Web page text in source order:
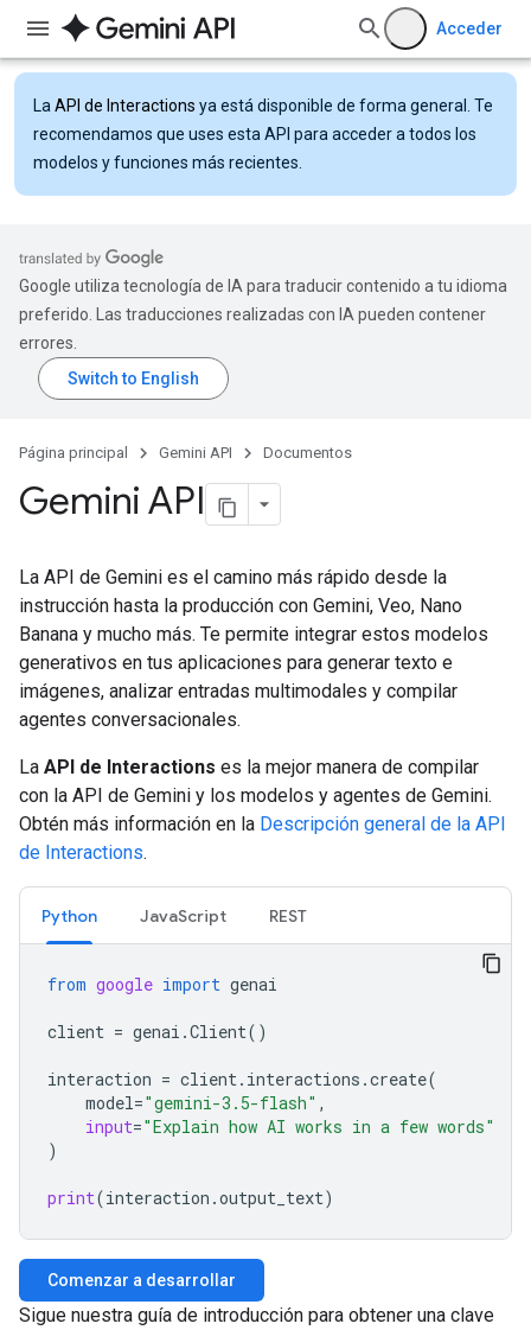
Acceder
La API de Interactions ya está disponible de forma general. Te
recomendamos que uses esta API para acceder a todos los
modelos y funciones más recientes.
Google utiliza tecnología de IA para traducir contenido a tu idioma
preferido. Las traducciones realizadas con IA pueden contener
errores.
Página principal Gemini API Documentos
Gemini API
La API de Gemini es el camino más rápido desde la
instrucción hasta la producción con Gemini, Veo, Nano
Banana y mucho más. Te permite integrar estos modelos
generativos en tus aplicaciones para generar texto e
imágenes, analizar entradas multimodales y compilar
agentes conversacionales.
La API de Interactions es la mejor manera de compilar
con la API de Gemini y los modelos y agentes de Gemini.
Obtén más información en la Descripción general de la API
de Interactions.
Python JavaScript REST
from google import genai
client = genai .Client()
interaction = client. interactions .create(
model="gemini-3.5-flash" ,
input="Explain how AI works in a few words"
)
print(interaction .output_text)
Comenzar a desarrollar
Sigue nuestra guía de introducción para obtener una clave